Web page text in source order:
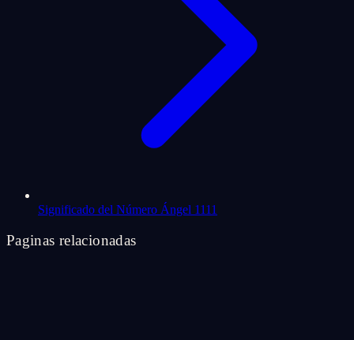
Significado del Número Ángel 1111
Paginas relacionadas